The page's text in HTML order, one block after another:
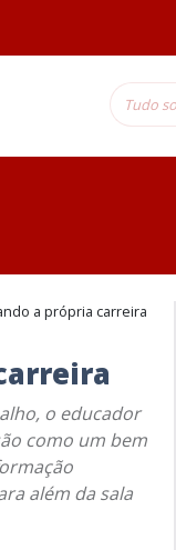
a própria carreira
o educador
como um bem
além da sala